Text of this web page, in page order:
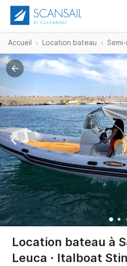
Accueil Location bateau
Location bateau à
Leuca · Italboat